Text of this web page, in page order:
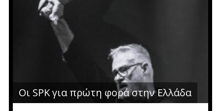
Οι SPK για πρώτη φορά στην Ελλάδα